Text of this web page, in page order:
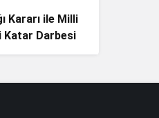
Kararı ile Milli
Katar Darbesi